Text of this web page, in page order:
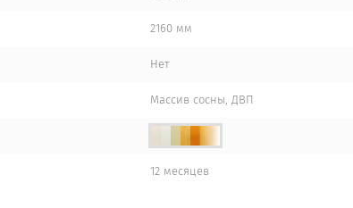
2160 мм
Нет
Массив сосны, ДВП
12 месяцев